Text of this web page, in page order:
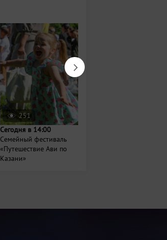
251
Сегодня в 14:00
Семейный фестиваль
«Путешествие Ави по
Казани»